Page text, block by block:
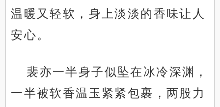
温暖又轻软，身上淡淡的香味让人
安心。
裴亦一半身子似坠在冰冷深渊，
一半被软香温玉紧紧包裹，两股力